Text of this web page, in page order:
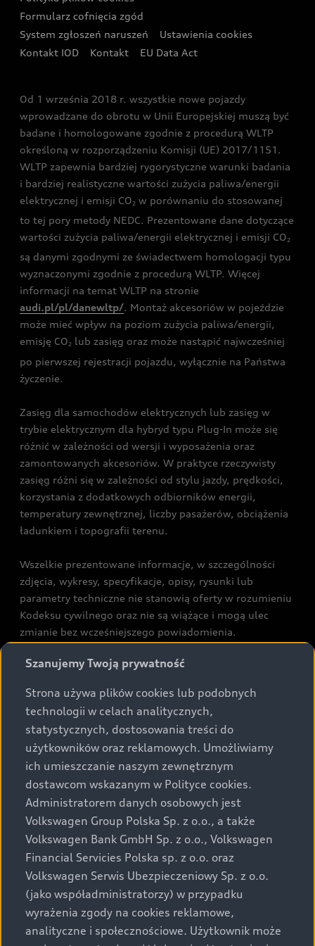
Ubezpieczenie
Audi exclusive
Audi i Puchar Świata w Skokach Narciarskich w
Zakopanem
Formularz cofnięcia zgód
System zgłoszeń naruszeń
Ustawienia cookies
Kontakt IOD
Kontakt EU Data Act
Od 1 września 2018 r. wszystkie nowe pojazdy
wprowadzane do obrotu w Unii Europejskiej muszą być
badane i homologowane zgodnie z procedurą WLTP
określoną w rozporządzeniu Komisji (UE) 2017/1151.
WLTP zapewnia bardziej rygorystyczne warunki badania
i bardziej realistyczne wartości zużycia paliwa/energii
elektrycznej i emisji CO2 w porównaniu do stosowanej
to tej pory metody NEDC. Prezentowane dane dotyczące
wartości zużycia paliwa/energii elektrycznej i emisji CO2
są danymi zgodnymi ze świadectwem homologacji typu
wyznaczonymi zgodnie z procedurą WLTP. Więcej
informacji na temat WLTP na stronie
audi.pl/pl/danewltp/. Montaż akcesoriów w pojeździe
może mieć wpływ na poziom zużycia paliwa/energii,
emisję CO2 lub zasięg oraz może nastąpić najwcześniej
po pierwszej rejestracji pojazdu, wyłącznie na Państwa
życzenie.
Zasięg dla samochodów elektrycznych lub zasięg w
trybie elektrycznym dla hybryd typu Plug-In może się
różnić w zależności od wersji i wyposażenia oraz
zamontowanych akcesoriów. W praktyce rzeczywisty
zasięg różni się w zależności od stylu jazdy, prędkości,
korzystania z dodatkowych odbiorników energii,
temperatury zewnętrznej, liczby pasażerów, obciążenia
ładunkiem i topografii terenu.
Wszelkie prezentowane informacje, w szczególności
zdjęcia, wykresy, specyfikacje, opisy, rysunki lub
parametry techniczne nie stanowią oferty w rozumieniu
Kodeksu cywilnego oraz nie są wiążące i mogą ulec
zmianie bez wcześniejszego powiadomienia.
rozumieniu art. 5561§2 Kodeksu cywilnego oraz art.
Podane kwoty są rekomendowane i obejmują podatek
VAT (23%), chyba że inaczej zaznaczono.
Audi zastrzega sobie możliwość wprowadzenia zmian w
prezentowanych wersjach. Przedstawione detale
wyposażenia mogą różnić się od specyfikacji
przewidzianej na rynek polski. Zamieszczone zdjęcia
mogą przedstawiać wyposażenie opcjonalne, dostępne
za dopłatą. Wiążące ustalenie ceny, wyposażenia i
specyfikacji pojazdu następują w umowie sprzedaży, a
określenie parametrów technicznych zawiera
świadectwo homologacji typu pojazdu. Zastrzegamy
sobie prawo do zmian i pomyłek. Wszelkie informacje
prezentowane na stronie są aktualne na dzień ich
Szanujemy Twoją prywatność
Strona używa plików cookies lub podobnych
technologii w celach analitycznych,
statystycznych, dostosowania treści do
użytkowników oraz reklamowych. Umożliwiamy
ich umieszczanie naszym zewnętrznym
dostawcom wskazanym w Polityce cookies.
Administratorem danych osobowych jest
Volkswagen Group Polska Sp. z o.o., a także
Volkswagen Bank GmbH Sp. z o.o., Volkswagen
Financial Servicies Polska sp. z o.o. oraz
Volkswagen Serwis Ubezpieczeniowy Sp. z o.o.
(jako współadministratorzy) w przypadku
wyrażenia zgody na cookies reklamowe,
analityczne i społecznościowe. Użytkownik może